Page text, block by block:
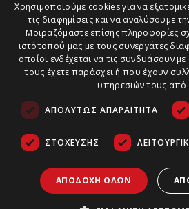
Αρχαιολογία &
Τέχνες | All
Χρησιμοποιούμε cookies για να
τις διαφημίσεις και να αναλύσουμε
Μοιραζόμαστε επίσης πληροφορίες
ιστότοπού μας με τους συνεργάτες
οποίοι ενδέχεται να τις συνδυάσουν
τους έχετε παράσχει ή που έχουν
υπηρεσιών τους από
ΑΠΟΛΎΤΩΣ ΑΠΑΡΑΊΤΗΤΑ
ΣΤΌΧΕΥΣΗΣ
ΑΠΟΔΟΧΉ ΌΛΩΝ